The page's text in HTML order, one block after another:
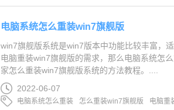
电脑系统怎么重装win7旗舰版
win7旗舰版系统是win7版本中功能比较丰富，
电脑重装win7旗舰版的需求，那么电脑系统怎
家怎么重装win7旗舰版系统的方法教程。....
2022-06-07
电脑系统怎么重装 怎么重装win7旗舰版 电脑重